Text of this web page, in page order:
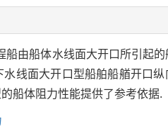
由船体水线面大开口所引起
线面大开口型船舶船艏开口
船体阻力性能提供了参考依据.